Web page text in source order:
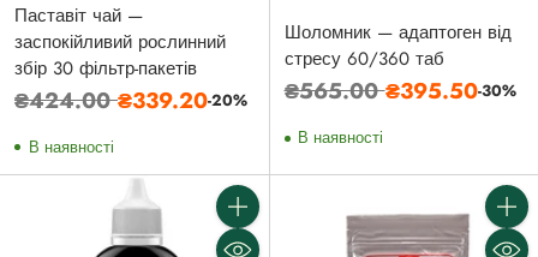
Паставіт чай —
заспокійливий рослинний
збір 30 фільтр-пакетів
Звичайна
₴424.00₴339.20-20%
В наявності
Шоломник — адаптоген від
стресу 60/360 таб
Звичайна
₴565.00₴395.50-30%
В наявності
Кількість